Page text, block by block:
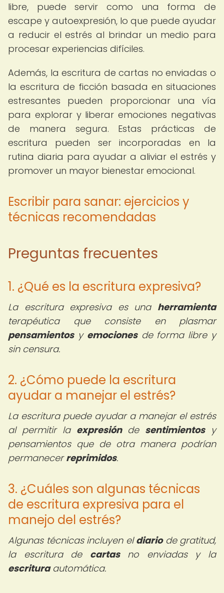
libre, puede servir como una forma de
escape y autoexpresión, lo que puede ayudar
a reducir el estrés al brindar un medio para
procesar experiencias difíciles.
Además, la escritura de cartas no enviadas o
la escritura de ficción basada en situaciones
estresantes pueden proporcionar una vía
para explorar y liberar emociones negativas
de manera segura. Estas prácticas de
escritura pueden ser incorporadas en la
rutina diaria para ayudar a aliviar el estrés y
promover un mayor bienestar emocional.
Escribir para sanar: ejercicios y
técnicas recomendadas
Preguntas frecuentes
1. ¿Qué es la escritura expresiva?
La escritura expresiva es una herramienta
terapéutica que consiste en plasmar
pensamientosy emocionesde forma libre y
sin censura.
2. ¿Cómo puede la escritura
ayudar a manejar el estrés?
La escritura puede ayudar a manejar el estrés
al permitir la expresiónde sentimientosy
pensamientos que de otra manera podrían
permanecerreprimidos.
3. ¿Cuáles son algunas técnicas
de escritura expresiva para el
manejo del estrés?
Algunas técnicas incluyen eldiariode gratitud,
la escritura de cartasno enviadas y la
escrituraautomática.